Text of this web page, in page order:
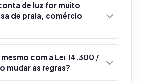
de luz for muito
de praia, comércio
mesmo com a Lei 14.300 /
mudar as regras?